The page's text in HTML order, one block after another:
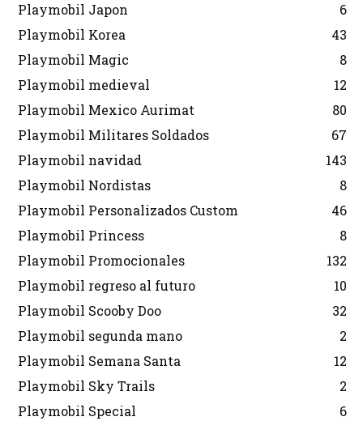
Playmobil Japon
6
Playmobil Korea
43
Playmobil Magic
8
Playmobil medieval
12
Playmobil Mexico Aurimat
80
Playmobil Militares Soldados
67
Playmobil navidad
143
Playmobil Nordistas
8
Playmobil Personalizados Custom
46
Playmobil Princess
8
Playmobil Promocionales
132
Playmobil regreso al futuro
10
Playmobil Scooby Doo
32
Playmobil segunda mano
2
Playmobil Semana Santa
12
Playmobil Sky Trails
2
Playmobil Special
6